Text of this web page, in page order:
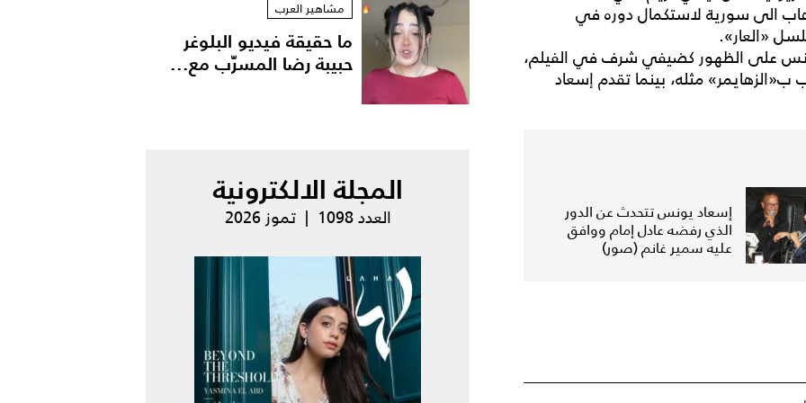
الى سورية لاستكمال دوره في
«العار».
على الظهور كضيفي شرف في الفيلم،
مثله، بينما تقدم إسعاد
إسعاد يونس تتحدث عن الدور
الذي رفضه عادل إمام ووافق
عليه سمير غانم (صور)
مشاهير العرب
ما حقيقة فيديو البلوغر
حبيبة رضا المسرّب مع...
المجلة الالكترونية
العدد 1098 | تموز 2026